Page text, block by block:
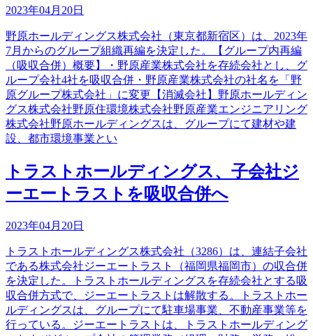
2023年04月20日
野原ホールディングス株式会社（東京都新宿区）は、2023年
7月からのグループ組織再編を決定した。【グループ内再編
（吸収合併）概要】・野原産業株式会社を存続会社とし、グ
ループ会社4社を吸収合併・野原産業株式会社の社名を「野
原グループ株式会社」に変更【消滅会社】野原ホールディン
グス株式会社野原住環境株式会社野原産業エンジニアリング
株式会社野原ホールディングスは、グループにて建材や建
設、都市環境事業とい
トラストホールディングス、子会社ジ
ーエートラストを吸収合併へ
2023年04月20日
トラストホールディングス株式会社（3286）は、連結子会社
である株式会社ジーエートラスト（福岡県福岡市）の収合併
を決定した。トラストホールディングスを存続会社とする吸
収合併方式で、ジーエートラストは解散する。トラストホー
ルディングスは、グループにて駐車場事業、不動産事業等を
行っている。ジーエートラストは、トラストホールディング